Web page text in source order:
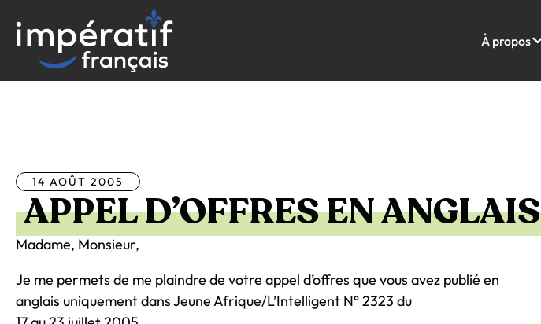
contenu
À propos
14 AOÛT 2005
APPEL D’OFFRES EN ANGLAIS
Madame, Monsieur,
Je me permets de me plaindre de votre appel d’offres que vous avez publié en
anglais uniquement dans Jeune Afrique/L’Intelligent N° 2323 du